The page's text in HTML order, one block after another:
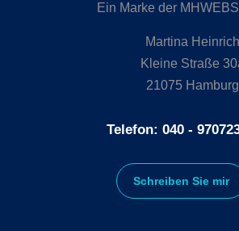
Ein Marke der
Martina Heinrich
Kleine Straße
21075 Hamburg
Telefon: 040 -
Schreiben Sie mir